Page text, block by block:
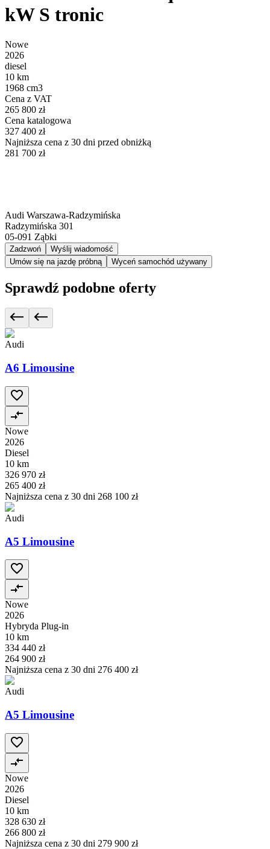
kW S tronic
Nowe
2026
diesel
10 km
1968 cm3
Cena z VAT
265 800 zł
Cena katalogowa
327 400 zł
Najniższa cena z 30 dni przed obniżką
281 700 zł
Audi Warszawa-Radzymińska
Radzymińska 301
05-091 Ząbki
Zadzwoń
Wyślij wiadomość
Umów się na jazdę próbną
Wyceń samochód używany
Sprawdź podobne oferty
Audi
A6 Limousine
Nowe
2026
Diesel
10 km
326 970 zł
265 400 zł
Najniższa cena z 30 dni 268 100 zł
Audi
A5 Limousine
Nowe
2026
Hybryda Plug-in
10 km
334 440 zł
264 900 zł
Najniższa cena z 30 dni 276 400 zł
Audi
A5 Limousine
Nowe
2026
Diesel
10 km
328 630 zł
266 800 zł
Najniższa cena z 30 dni 279 900 zł